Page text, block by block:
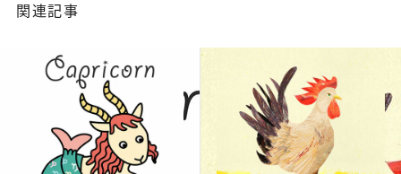
関連記事